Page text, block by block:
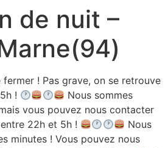
de nuit –
fermer ! Pas grave, on se retrouve
!
Nous sommes
vous pouvez nous contacter
22h et 5h !
Nous
minutes ! Vous pouvez nous